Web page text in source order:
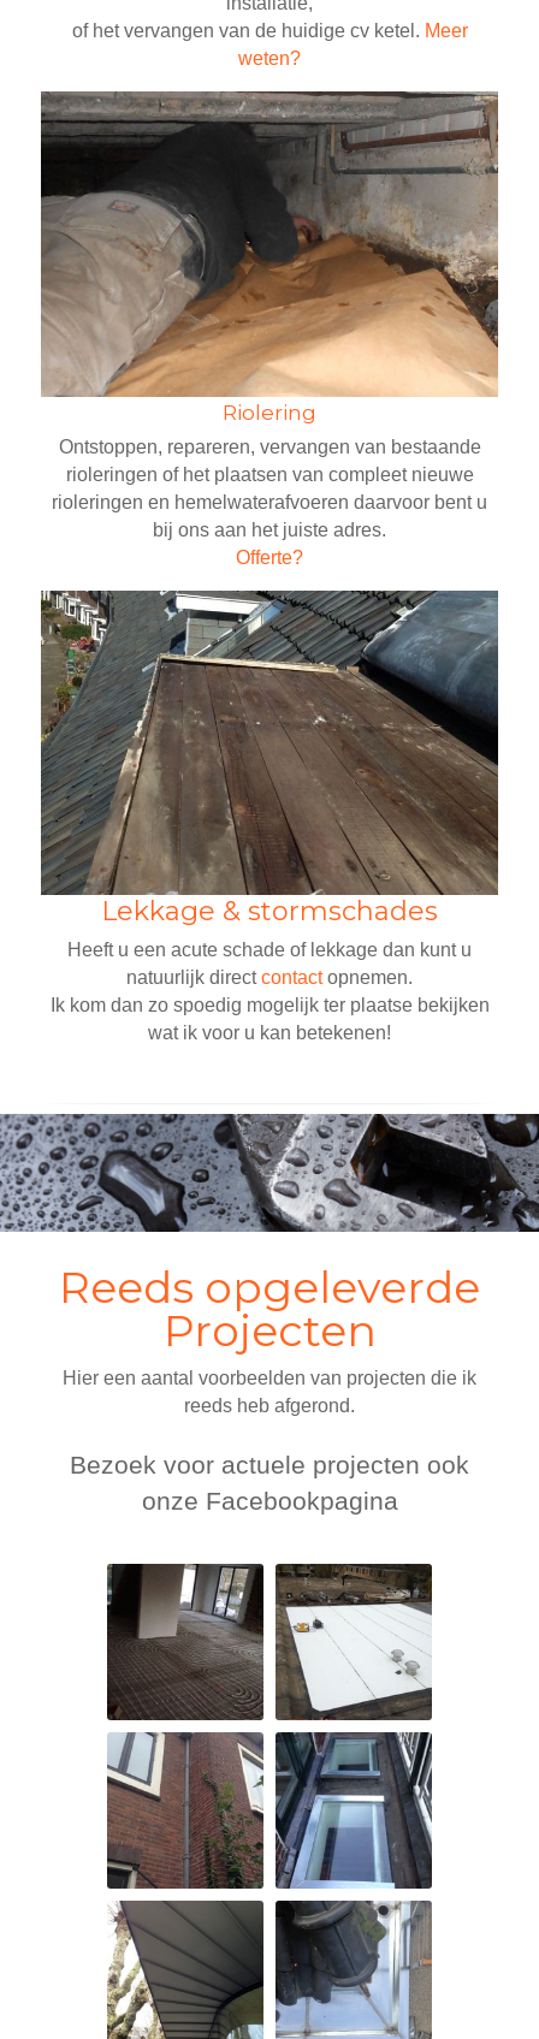
of het vervangen van de huidige cv ketel. Meer
weten?
Riolering
Ontstoppen, repareren, vervangen van bestaande
rioleringen of het plaatsen van compleet nieuwe
rioleringen en hemelwaterafvoeren daarvoor bent u
bij ons aan het juiste adres.
Offerte?
Lekkage & stormschades
Heeft u een acute schade of lekkage dan kunt u
natuurlijk directcontactopnemen.
Ik kom dan zo spoedig mogelijk ter plaatse bekijken
wat ik voor u kan betekenen!
Reeds opgeleverde
Projecten
Hier een aantal voorbeelden van projecten die ik
reeds heb afgerond.
Bezoek voor actuele projecten ook
onze Facebookpagina